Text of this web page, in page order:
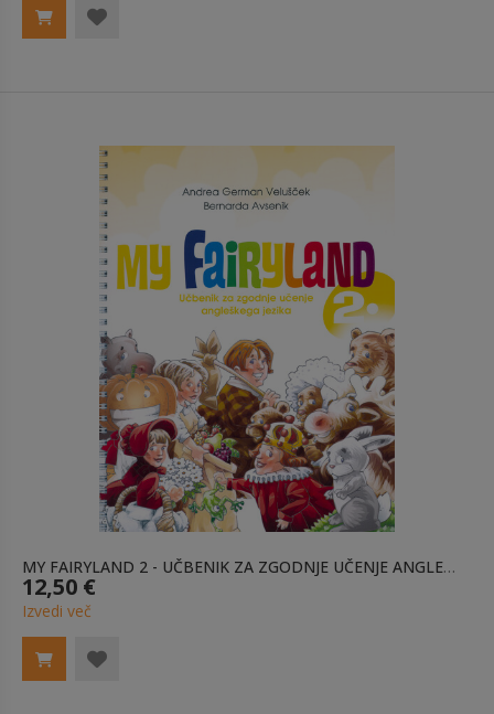
MY FAIRYLAND 2 - UČBENIK ZA ZGODNJE UČENJE ANGLEŠKEGA JEZIKA
12,50 €
Izvedi več